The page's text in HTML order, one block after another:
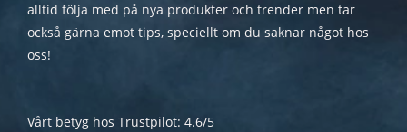
alltid följa med på nya produkter och trender men tar
också gärna emot tips, speciellt om du saknar något hos
oss!
Vårt betyg hos Trustpilot: 4.6/5